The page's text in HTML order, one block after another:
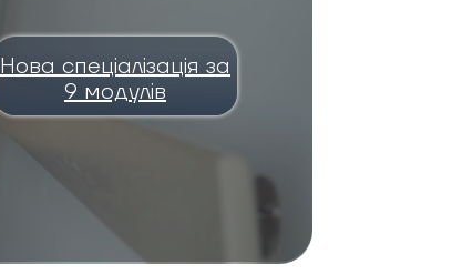
Нова спеціалізація за
9 модулів